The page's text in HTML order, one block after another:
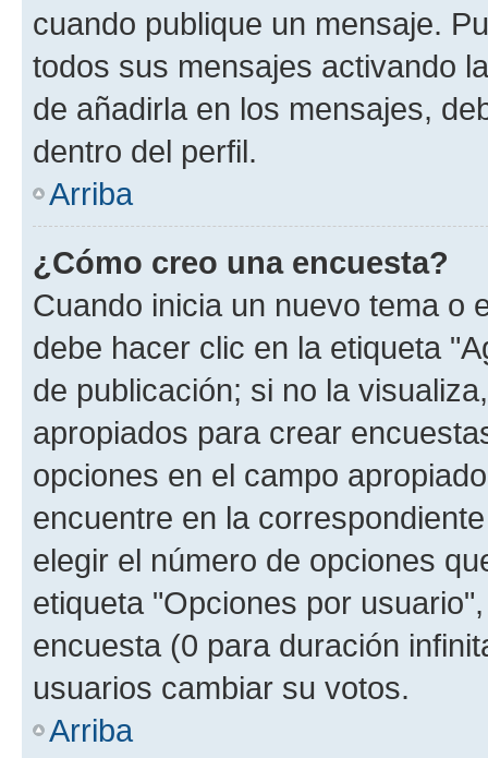
cuando publique un mensaje.
todos sus mensajes activando
de añadirla en los mensajes,
dentro del perfil.
Arriba
¿Cómo creo una encuesta?
Cuando inicia un nuevo tema o
debe hacer clic en la etiqueta
de publicación; si no la
apropiados para crear
opciones en el campo
encuentre en la
elegir el número de opciones
etiqueta "Opciones por
encuesta (0 para duración
usuarios cambiar su votos.
Arriba